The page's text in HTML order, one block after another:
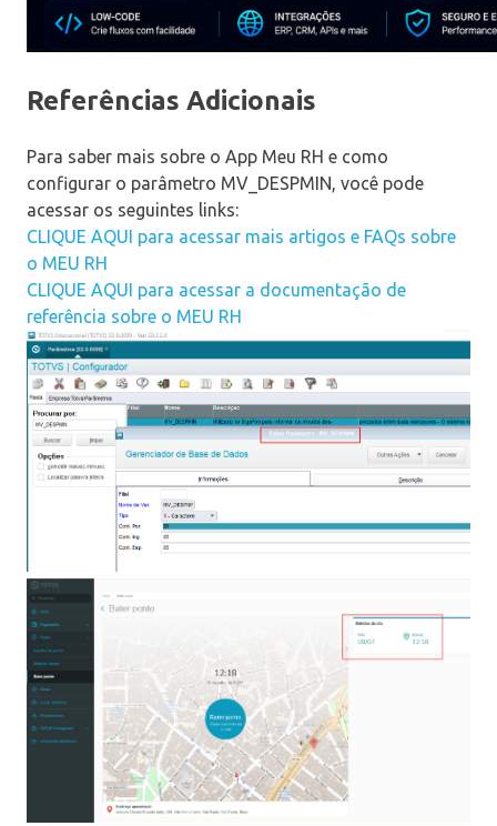
Referências Adicionais
Para saber mais sobre o App Meu RH e como
configurar o parâmetro MV_DESPMIN, você pode
acessar os seguintes links:
CLIQUE AQUI para acessar mais artigos e FAQs sobre
o MEU RH
CLIQUE AQUI para acessar a documentação de
referência sobre o MEU RH